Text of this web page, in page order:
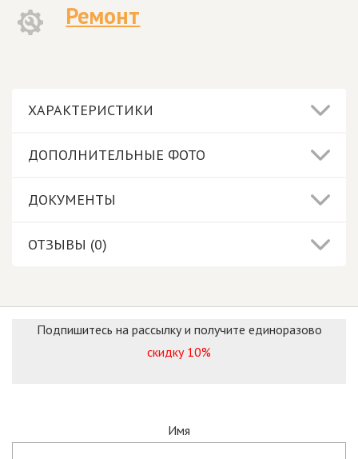
Ремонт
ХАРАКТЕРИСТИКИ
ДОПОЛНИТЕЛЬНЫЕ ФОТО
ДОКУМЕНТЫ
ОТЗЫВЫ (0)
Подпишитесь на рассылку и получите единоразово
скидку 10%
Имя